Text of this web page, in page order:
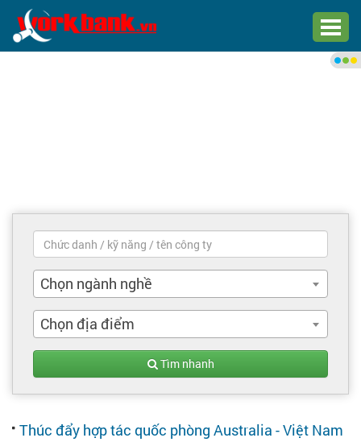
Trang chủ
Việc làm mới nhất
Tìm việc làm
Chọn ngành nghề
Chọn địa điểm
Tìm nhanh
Thúc đẩy hợp tác quốc phòng Australia - Việt Nam